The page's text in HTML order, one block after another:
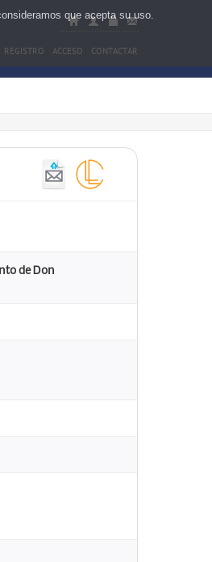
REGISTRO ACCESO CONTACTAR
de Don
que acepta su uso.